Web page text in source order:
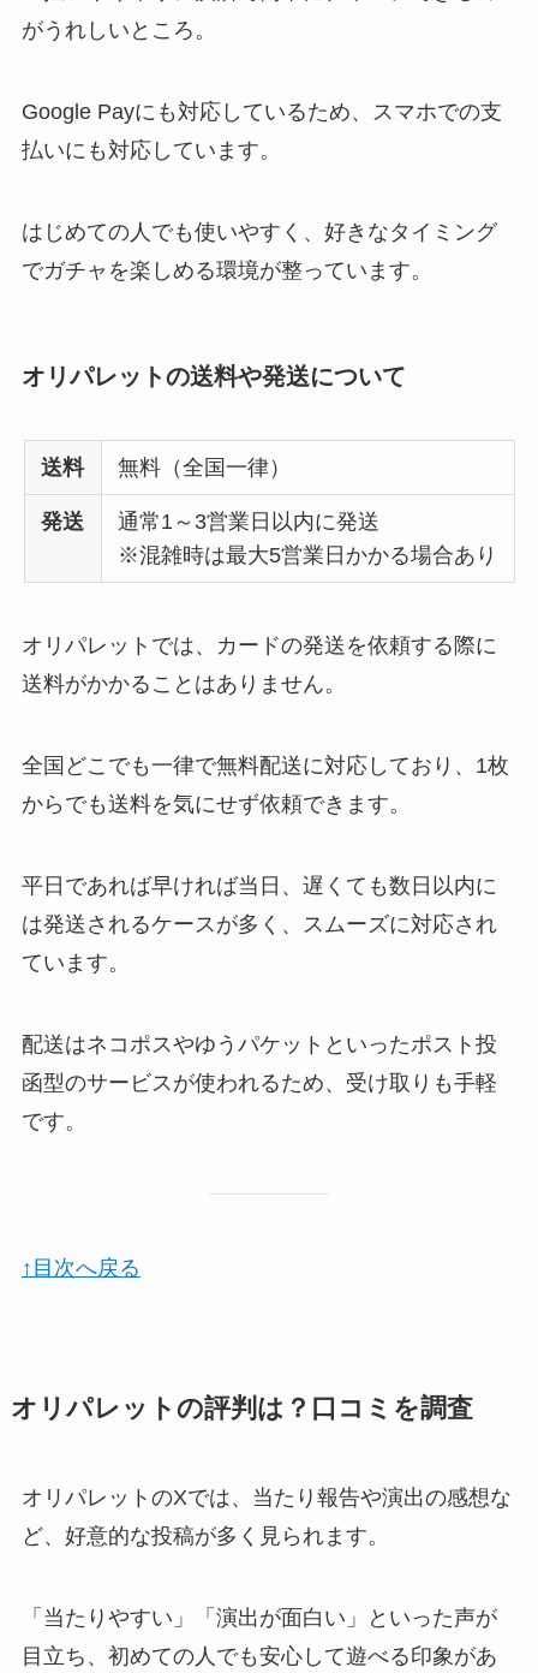
がうれしいところ。
Google Payにも対応しているため、スマホでの支
払いにも対応しています。
はじめての人でも使いやすく、好きなタイミング
でガチャを楽しめる環境が整っています。
オリパレットの送料や発送について
送料 無料（全国一律）
発送
通常1～3営業日以内に発送
※混雑時は最大5営業日かかる場合あり
オリパレットでは、カードの発送を依頼する際に
送料がかかることはありません。
全国どこでも一律で無料配送に対応しており、1枚
からでも送料を気にせず依頼できます。
平日であれば早ければ当日、遅くても数日以内に
は発送されるケースが多く、スムーズに対応され
ています。
配送はネコポスやゆうパケットといったポスト投
函型のサービスが使われるため、受け取りも手軽
です。
↑目次へ戻る
オリパレットの評判は？口コミを調査
オリパレットのXでは、当たり報告や演出の感想な
ど、好意的な投稿が多く見られます。
「当たりやすい」「演出が面白い」といった声が
目立ち、初めての人でも安心して遊べる印象があ